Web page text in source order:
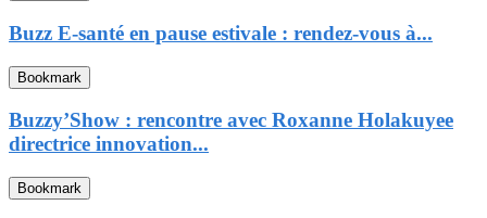
Buzz E-santé en pause estivale : rendez-vous à...
Bookmark
Buzzy’Show : rencontre avec Roxanne Holakuyee
directrice innovation...
Bookmark